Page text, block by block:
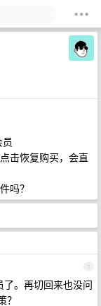
击恢复购买，会直
吗？
1
。再切回来也没问